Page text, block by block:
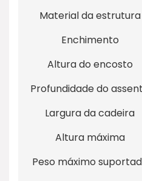
Material da estrutura
Enchimento
Altura do encosto
Profundidade do
Largura da cadeira
Altura máxima
Peso máximo